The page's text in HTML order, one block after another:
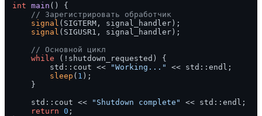
int main ()
{
// Зарегистрировать обработчик
signal (SIGTERM, signal_handler);
signal (SIGUSR1, signal_handler);
// Основной цикл
while (!shutdown_requested) {
        std::cout <<
"Working..."
<< std::endl;
sleep ( 1 );
    }
    std::cout <<
"Shutdown complete"
<< std::endl;
return 0 ;